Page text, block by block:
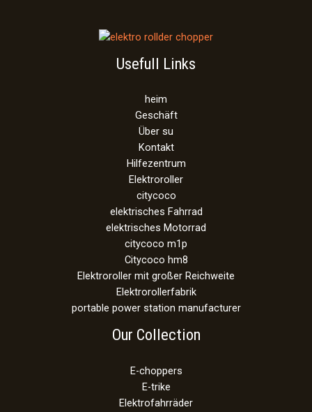
Usefull Links
heim
Geschäft
Über su
Kontakt
Hilfezentrum
Elektroroller
citycoco
elektrisches Fahrrad
elektrisches Motorrad
citycoco m1p
Citycoco hm8
Elektroroller mit großer Reichweite
Elektrorollerfabrik
portable power station manufacturer
Our Collection
E-choppers
E-trike
Elektrofahrräder